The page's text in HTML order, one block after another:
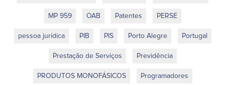
MP 959 OAB Patentes PERSE
pessoa jurídica PIB PIS Porto Alegre Portugal
Prestação de Serviços Previdência
PRODUTOS MONOFÁSICOS Programadores